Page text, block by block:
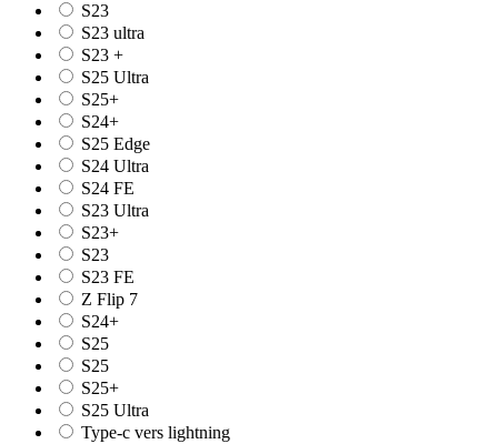
S23
S23 ultra
S23 +
S25 Ultra
S25+
S24+
S25 Edge
S24 Ultra
S24 FE
S23 Ultra
S23+
S23
S23 FE
Z Flip 7
S24+
S25
S25
S25+
S25 Ultra
Type-c vers lightning